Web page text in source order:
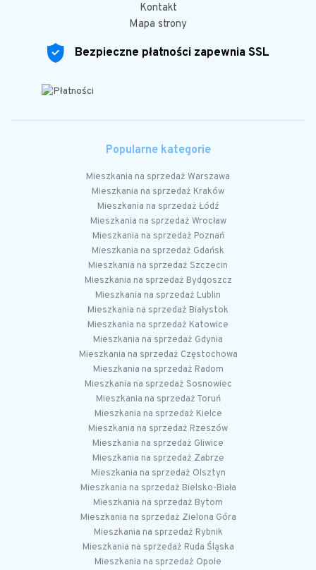
Kontakt
Mapa strony
Bezpieczne płatności zapewnia SSL
Popularne kategorie
Mieszkania na sprzedaż Warszawa
Mieszkania na sprzedaż Kraków
Mieszkania na sprzedaż Łódź
Mieszkania na sprzedaż Wrocław
Mieszkania na sprzedaż Poznań
Mieszkania na sprzedaż Gdańsk
Mieszkania na sprzedaż Szczecin
Mieszkania na sprzedaż Bydgoszcz
Mieszkania na sprzedaż Lublin
Mieszkania na sprzedaż Białystok
Mieszkania na sprzedaż Katowice
Mieszkania na sprzedaż Gdynia
Mieszkania na sprzedaż Częstochowa
Mieszkania na sprzedaż Radom
Mieszkania na sprzedaż Sosnowiec
Mieszkania na sprzedaż Toruń
Mieszkania na sprzedaż Kielce
Mieszkania na sprzedaż Rzeszów
Mieszkania na sprzedaż Gliwice
Mieszkania na sprzedaż Zabrze
Mieszkania na sprzedaż Olsztyn
Mieszkania na sprzedaż Bielsko-Biała
Mieszkania na sprzedaż Bytom
Mieszkania na sprzedaż Zielona Góra
Mieszkania na sprzedaż Rybnik
Mieszkania na sprzedaż Ruda Śląska
Mieszkania na sprzedaż Opole